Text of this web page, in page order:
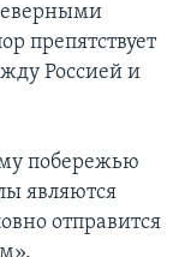
препятствует
Россией и
побережью
являются
отправится